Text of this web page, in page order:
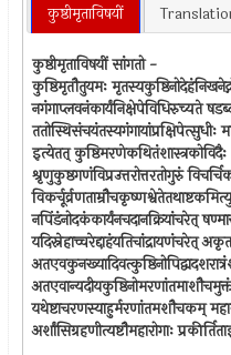
कुष्ठीमृताविषयीं
कुष्ठीमृताविषयीं सांगतो -
कुष्ठिमृतौतुयमः
नगंगाप्लवनंकार्यंनिक्षेपेविधिरुच्यते
ततोस्थिसंचयंतस्यगंगायांप्रक्षिपेत्सुधीः
इत्येतत् कुष्ठिमरणेकथितंशास्त्रकोविदैः
श्रृणुकुष्ठगणंविप्रउत्तरोत्तरतोगुरुं
नपिंडंनोदकंकार्यंनचदानक्रियांचरेत्
यदिस्नेहाच्चरेद्दाहंयतिचांद्रायणंचरेत्
यथेष्टाचरणस्याहुर्मरणांतमशौचकम्
अर्शांसिग्रहणीत्यष्टौमहारोगाः